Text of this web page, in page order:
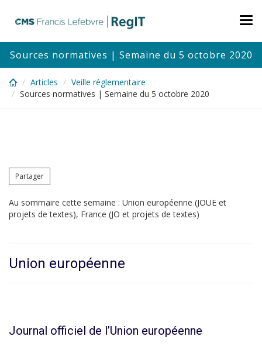
content
Sources normatives | Semaine du 5 octobre 2020
Articles
Veille réglementaire
Sources normatives | Semaine du 5 octobre 2020
Partager
Au sommaire cette semaine : Union européenne (JOUE et
projets de textes), France (JO et projets de textes)
Union européenne
Journal officiel de l’Union européenne